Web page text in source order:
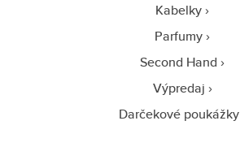
Kabelky
Parfumy
Second Hand
Výpredaj
Darčekové poukážky